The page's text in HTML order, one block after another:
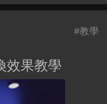
#教學
效果教學